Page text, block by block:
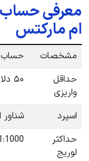
معرفی حساب
ام مارکتس
مشخصات حساب
حداقل
واریزی
۵۰ دلار
اسپرد شناور از
حداکثر
لوریج